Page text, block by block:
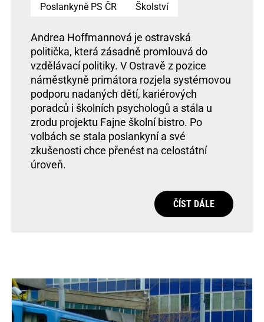
Poslankyně PS ČR
Školství
Andrea Hoffmannová je ostravská
politička, která zásadně promlouvá do
vzdělávací politiky. V Ostravě z pozice
náměstkyně primátora rozjela systémovou
podporu nadaných dětí, kariérových
poradců i školních psychologů a stála u
zrodu projektu Fajne školní bistro. Po
volbách se stala poslankyní a své
zkušenosti chce přenést na celostátní
úroveň.
ČÍST DÁLE